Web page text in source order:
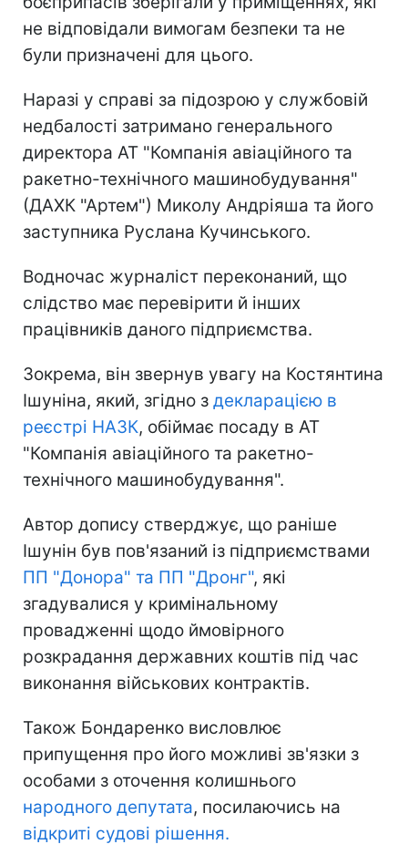
не відповідали вимогам безпеки та не
були призначені для цього.
Наразі у справі за підозрою у службовій
недбалості затримано генерального
директора АТ "Компанія авіаційного та
ракетно-технічного машинобудування"
(ДАХК "Артем") Миколу Андріяша та його
заступника Руслана Кучинського.
Водночас журналіст переконаний, що
слідство має перевірити й інших
працівників даного підприємства.
Зокрема, він звернув увагу на Костянтина
Ішуніна, який, згідно з декларацією в
реєстрі НАЗК, обіймає посаду в АТ
"Компанія авіаційного та ракетно-
технічного машинобудування".
Автор допису стверджує, що раніше
Ішунін був пов'язаний із підприємствами
ПП "Донора" та ПП "Дронг", які
згадувалися у кримінальному
провадженні щодо ймовірного
розкрадання державних коштів під час
виконання військових контрактів.
Також Бондаренко висловлює
припущення про його можливі зв'язки з
особами з оточення колишнього
народного депутата, посилаючись на
відкриті судові рішення.